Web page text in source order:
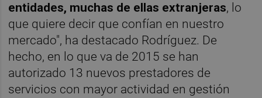
entidades, muchas de ellas extranjeras, lo
que quiere decir que confían en nuestro
mercado", ha destacado Rodríguez. De
hecho, en lo que va de 2015 se han
autorizado 13 nuevos prestadores de
servicios con mayor actividad en gestión